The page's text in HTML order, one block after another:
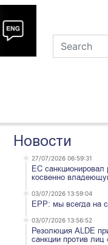
Новости
27/07/2026 06:59:31
ЕС
косвенно
03/07/2026 13:59:04
EPP: мы всегда на
03/07/2026 13:56:52
Резолюция ALDE
санкции против